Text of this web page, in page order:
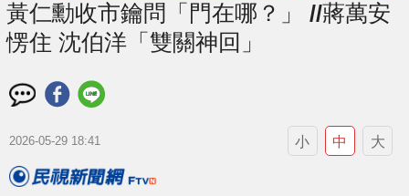
黃仁勳收市鑰問「門在哪？」 //蔣萬安
愣住 沈伯洋「雙關神回」
2026-05-29 18:41 小 中 大